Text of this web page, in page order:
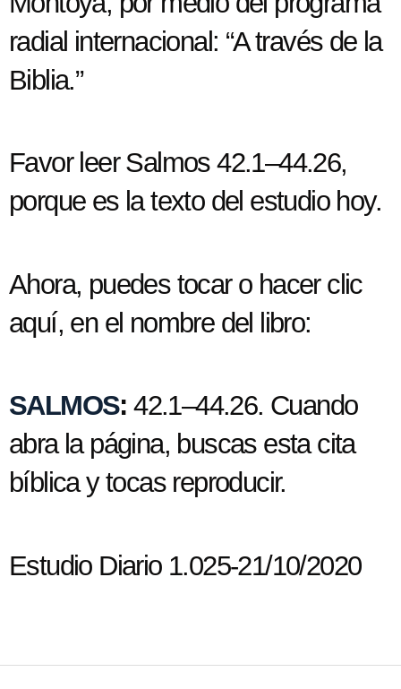
radial internacional: “A través de la
Biblia.”
Favor leer Salmos 42.1–44.26,
porque es la texto del estudio hoy.
Ahora, puedes tocar o hacer clic
aquí, en el nombre del libro:
SALMOS:42.1–44.26. Cuando
abra la página, buscas esta cita
bíblica y tocas reproducir.
Estudio Diario 1.025-21/10/2020